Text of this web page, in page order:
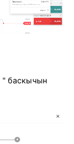
" баскычын